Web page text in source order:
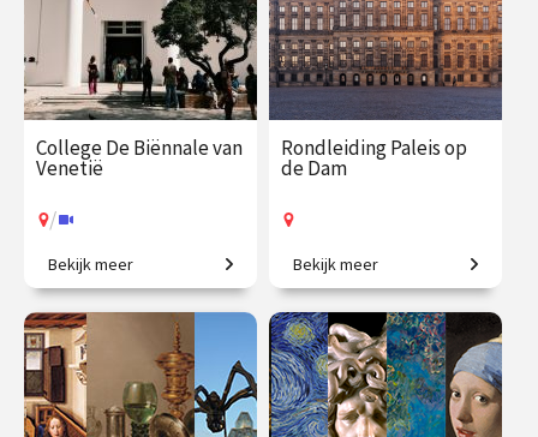
College De Biënnale van
Venetië
/
Een geweldig aanbod aan
hedendaagse kunst.
€ 35.00
vanaf 17
aug.
/ Op locatie of online
Bekijk meer
Rondleiding Paleis op
de Dam
Kom mee en ontdek het
mooiste stadhuis van de
Gouden Eeuw!
€ 27.50
vanaf 12
aug.
Op locatie
Bekijk meer